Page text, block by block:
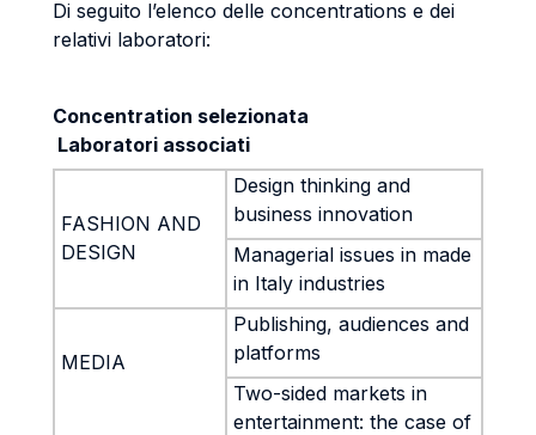
Di seguito l’elenco delle concentrations e dei
relativi laboratori:
Concentration selezionata
Laboratori associati
FASHION AND
DESIGN
Design thinking and
business innovation
Managerial issues in made
in Italy industries
MEDIA
Publishing, audiences and
platforms
Two-sided markets in
entertainment: the case of